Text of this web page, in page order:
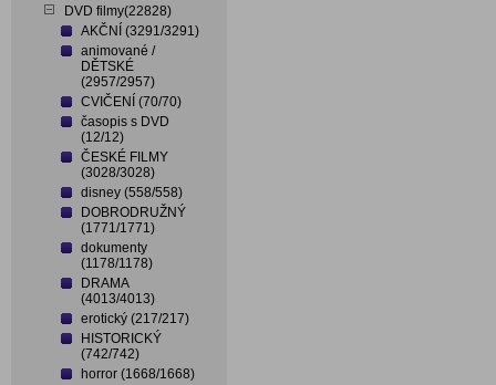
DVD filmy(22828)
AKČNÍ (3291/3291)
animované /
DĚTSKÉ
(2957/2957)
CVIČENÍ (70/70)
časopis s DVD
(12/12)
ČESKÉ FILMY
(3028/3028)
disney (558/558)
DOBRODRUŽNÝ
(1771/1771)
dokumenty
(1178/1178)
DRAMA
(4013/4013)
erotický (217/217)
HISTORICKÝ
(742/742)
horror (1668/1668)